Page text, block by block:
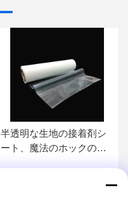
半透明な生地の接着剤シ
ート、魔法のホックのた